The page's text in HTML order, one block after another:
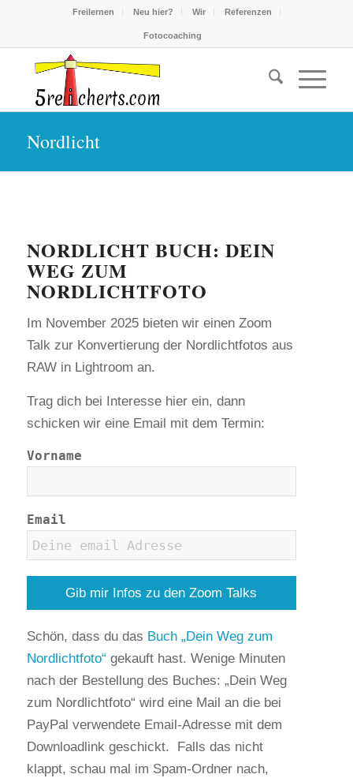
Freilernen Neu hier? Wir Referenzen
Fotocoaching
Nordlicht
NORDLICHT BUCH: DEIN
WEG ZUM
NORDLICHTFOTO
Im November 2025 bieten wir einen Zoom
Talk zur Konvertierung der Nordlichtfotos aus
RAW in Lightroom an.
Trag dich bei Interesse hier ein, dann
schicken wir eine Email mit dem Termin:
Vorname
Email
Schön, dass du das Buch „Dein Weg zum
Nordlichtfoto“ gekauft hast. Wenige Minuten
nach der Bestellung des Buches: „Dein Weg
zum Nordlichtfoto“ wird eine Mail an die bei
PayPal verwendete Email-Adresse mit dem
Downloadlink geschickt. Falls das nicht
klappt, schau mal im Spam-Ordner nach,